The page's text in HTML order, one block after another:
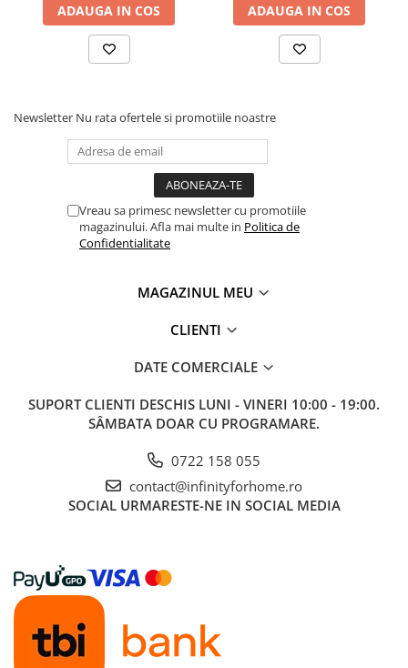
ADAUGA IN COS ADAUGA IN COS
Newsletter Nu rata ofertele si promotiile noastre
Vreau sa primesc newsletter cu promotiile
magazinului. Afla mai multe in Politica de
Confidentialitate
MAGAZINUL MEU
CLIENTI
DATE COMERCIALE
SUPORT CLIENTI DESCHIS LUNI - VINERI 10:00 - 19:00.
SÂMBATA DOAR CU PROGRAMARE.
0722 158 055
contact@infinityforhome.ro
SOCIAL URMARESTE-NE IN SOCIAL MEDIA